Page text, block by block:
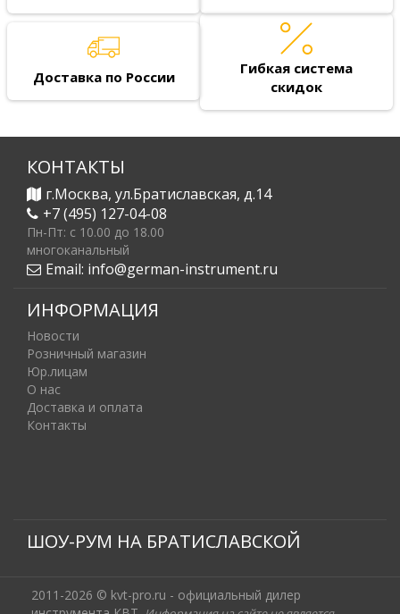
Доставка по России
Гибкая система
скидок
КОНТАКТЫ
г.Москва, ул.Братиславская, д.14
+7 (495) 127-04-08
Пн-Пт: c 10.00 до 18.00
многоканальный
Email: info@german-instrument.ru
ИНФОРМАЦИЯ
Новости
Розничный магазин
Юр.лицам
О нас
Доставка и оплата
Контакты
ШОУ-РУМ НА БРАТИСЛАВСКОЙ
2011-2026 © kvt-pro.ru - официальный дилер